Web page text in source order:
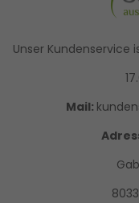
Unser Kundenservice
Mail: